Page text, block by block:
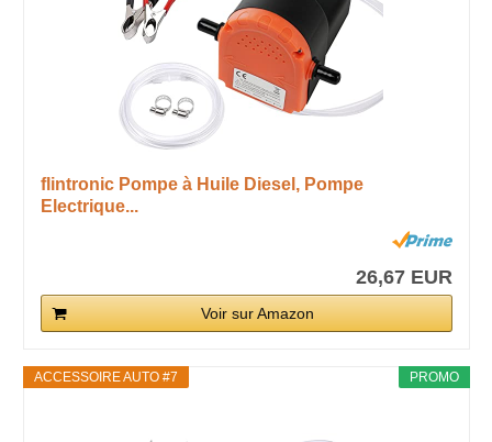
flintronic Pompe à Huile Diesel, Pompe
Electrique...
26,67 EUR
Voir sur Amazon
PROMO
ACCESSOIRE AUTO #7